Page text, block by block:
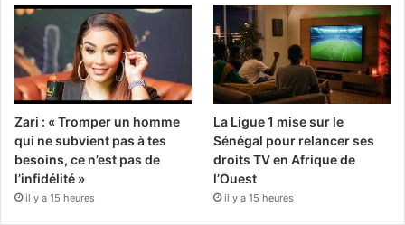
Zari : « Tromper un homme
qui ne subvient pas à tes
besoins, ce n’est pas de
l’infidélité »
il y a 15 heures
La Ligue 1 mise sur le
Sénégal pour relancer ses
droits TV en Afrique de
l’Ouest
il y a 15 heures